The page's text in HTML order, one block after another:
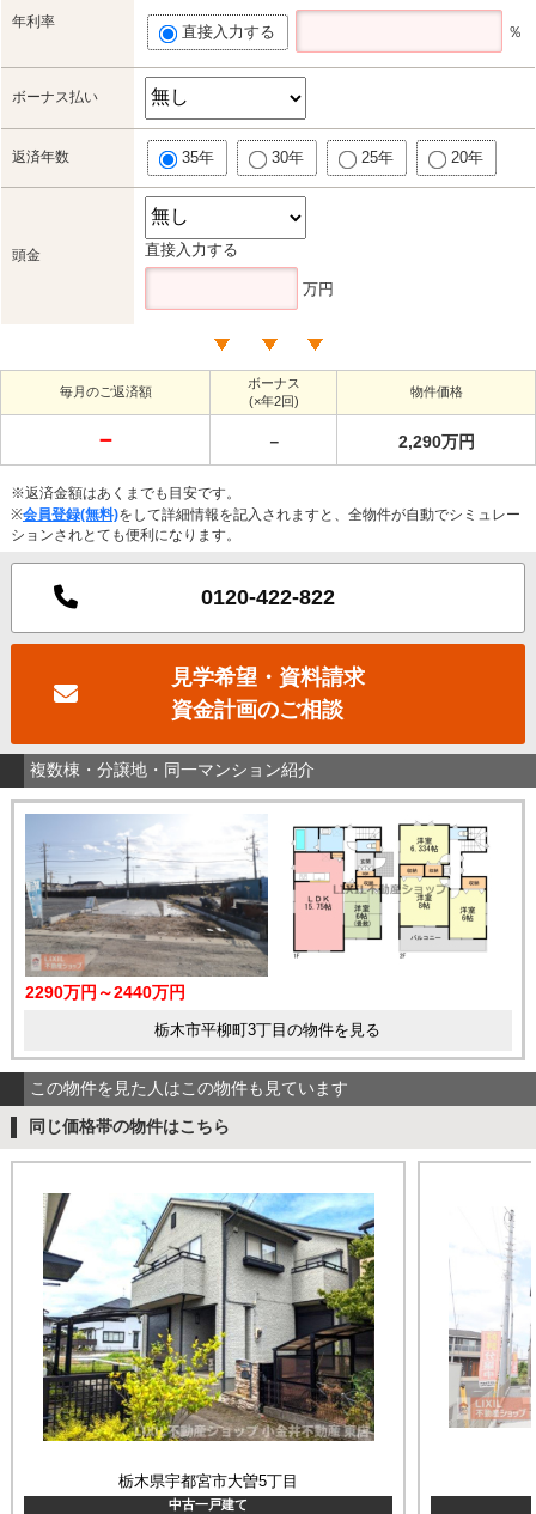
年利率
直接入力する ％
ボーナス払い
返済年数 35年 30年 25年 20年
頭金 直接入力する
万円
毎月のご返済額
ボーナス
(×年2回)
物件価格
－ － 2,290万円
※返済金額はあくまでも目安です。
※会員登録(無料)をして詳細情報を記入されますと、全物件が自動でシミュレー
ションされとても便利になります。
0120-422-822
見学希望・資料請求
資金計画のご相談
複数棟・分譲地・同一マンション紹介
2290万円～2440万円
栃木市平柳町3丁目の物件を見る
この物件を見た人はこの物件も見ています
同じ価格帯の物件はこちら
栃木県宇都宮市大曽5丁目
中古一戸建て